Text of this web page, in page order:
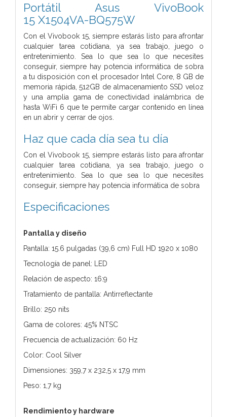
Portátil Asus VivoBook
15 X1504VA-BQ575W
Con el Vivobook 15, siempre estarás listo para afrontar
cualquier tarea cotidiana, ya sea trabajo, juego o
entretenimiento. Sea lo que sea lo que necesites
conseguir, siempre hay potencia informática de sobra
a tu disposición con el procesador Intel Core, 8 GB de
memoria rápida, 512GB de almacenamiento SSD veloz
y una amplia gama de conectividad inalámbrica de
hasta WiFi 6 que te permite cargar contenido en línea
en un abrir y cerrar de ojos.
Haz que cada día sea tu día
Con el Vivobook 15, siempre estarás listo para afrontar
cualquier tarea cotidiana, ya sea trabajo, juego o
entretenimiento. Sea lo que sea lo que necesites
conseguir, siempre hay potencia informática de sobra
Especificaciones
Pantalla y diseño
Pantalla: 15.6 pulgadas (39,6 cm) Full HD 1920 x 1080
Tecnología de panel: LED
Relación de aspecto: 16:9
Tratamiento de pantalla: Antirreflectante
Brillo: 250 nits
Gama de colores: 45% NTSC
Frecuencia de actualización: 60 Hz
Color: Cool Silver
Dimensiones: 359,7 x 232,5 x 17,9 mm
Peso: 1,7 kg
Rendimiento y hardware